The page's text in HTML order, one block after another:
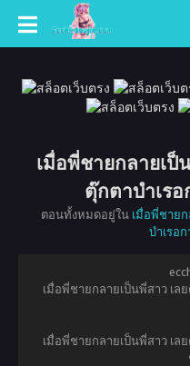
เมื่อพี่ชายกลายเป็
ตุ๊กตาบำเร
ตอนทั้งหมดอยู่ใน เมื่อพี่ชาย
บำเรอ
เมื่อพี่ชายกลายเป็นพี่สาว เล
เมื่อพี่ชายกลายเป็นพี่สาว เล